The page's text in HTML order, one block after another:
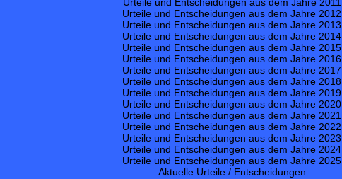
Urteile und Entscheidungen aus dem Jahre 2012
Urteile und Entscheidungen aus dem Jahre 2013
Urteile und Entscheidungen aus dem Jahre 2014
Urteile und Entscheidungen aus dem Jahre 2015
Urteile und Entscheidungen aus dem Jahre 2016
Urteile und Entscheidungen aus dem Jahre 2017
Urteile und Entscheidungen aus dem Jahre 2018
Urteile und Entscheidungen aus dem Jahre 2019
Urteile und Entscheidungen aus dem Jahre 2020
Urteile und Entscheidungen aus dem Jahre 2021
Urteile und Entscheidungen aus dem Jahre 2022
Urteile und Entscheidungen aus dem Jahre 2023
Urteile und Entscheidungen aus dem Jahre 2024
Urteile und Entscheidungen aus dem Jahre 2025
Aktuelle Urteile / Entscheidungen